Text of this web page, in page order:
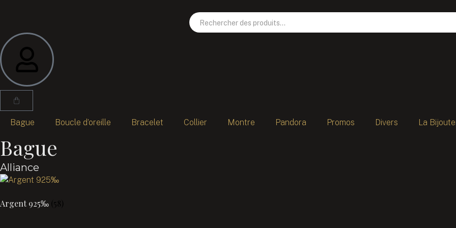
Bague Boucle d’oreille Bracelet Collier Montre Pandora Promos Divers La
Bague
Alliance
Argent 925‰ (58)